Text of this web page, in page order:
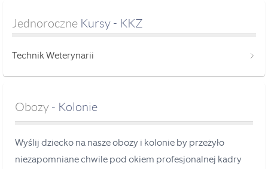
Jednoroczne Kursy - KKZ
Technik Weterynarii
Obozy - Kolonie
Wyślij dziecko na nasze obozy i kolonie by przeżyło
niezapomniane chwile pod okiem profesjonalnej kadry